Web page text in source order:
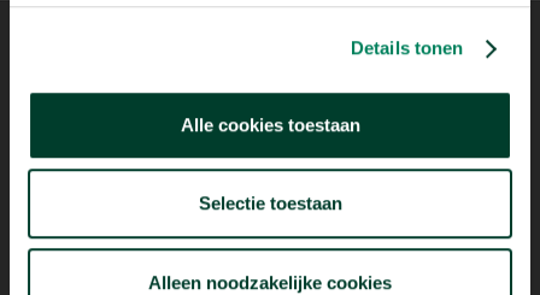
Details tonen
Alle cookies toestaan
Selectie toestaan
Alleen noodzakelijke cookies
Mogelijk dankzij